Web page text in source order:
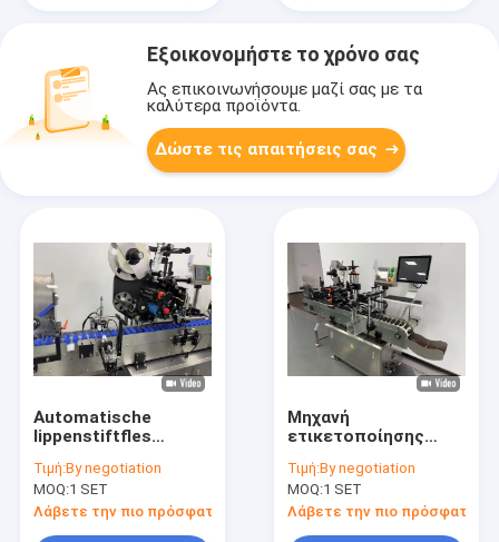
Εξοικονομήστε το χρόνο σας
Ας επικοινωνήσουμε μαζί σας με τα
καλύτερα προϊόντα.
Δώστε τις απαιτήσεις σας
Automatische
lippenstiftfles
positioneringsetiketteermachine
voor cosmetica
Τιμή:By negotiation
MOQ:1 SET
Λάβετε την πιο πρόσφατη τιμή
Μηχανή
ετικετοποίησης
συσκευής
ετικετοποίησης για
την βιομηχανία
καλλυντικών
Τιμή:By negotiation
MOQ:1 SET
Λάβετε την πιο πρόσφατη